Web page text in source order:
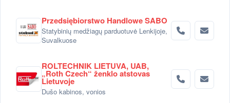
Przedsiębiorstwo Handlowe SABO
Statybinių medžiagų parduotuvė Lenkijoje,
Suvalkuose
ROLTECHNIK LIETUVA, UAB,
„Roth Czech“ ženklo atstovas
Lietuvoje
Dušo kabinos, vonios